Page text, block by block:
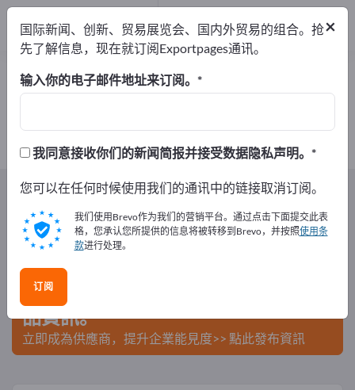
锯末 – 查找制造商和供应商
2 2
出口商2
制造商2
Exportpages 农林业 厩舍设施 畜牧垫 锯末
在Exportpages免費刊登廣告！
在Exportpages上發布您的公司與產
品資訊。
立即成為供應商，提升企業能見度>> 點此發布資訊
×
国际新闻、创新、贸易展览会、国内外贸易的组合。抢
先了解信息，现在就订阅Exportpages通讯。
输入你的电子邮件地址来订阅。
我同意接收你们的新闻简报并接受数据隐私声明。
您可以在任何时候使用我们的通讯中的链接取消订阅。
我们使用Brevo作为我们的营销平台。通过点击下面提交此表
格，您承认您所提供的信息将被转移到Brevo，并按照使用条
款进行处理。
订阅